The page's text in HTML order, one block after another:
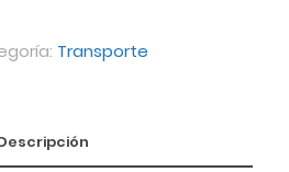
Transporte